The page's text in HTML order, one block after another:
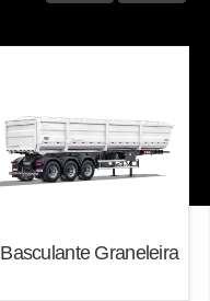
Basculante Graneleira